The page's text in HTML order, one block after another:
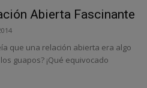
Abierta Fascinante
que una relación abierta era algo
guapos? ¡Qué equivocado